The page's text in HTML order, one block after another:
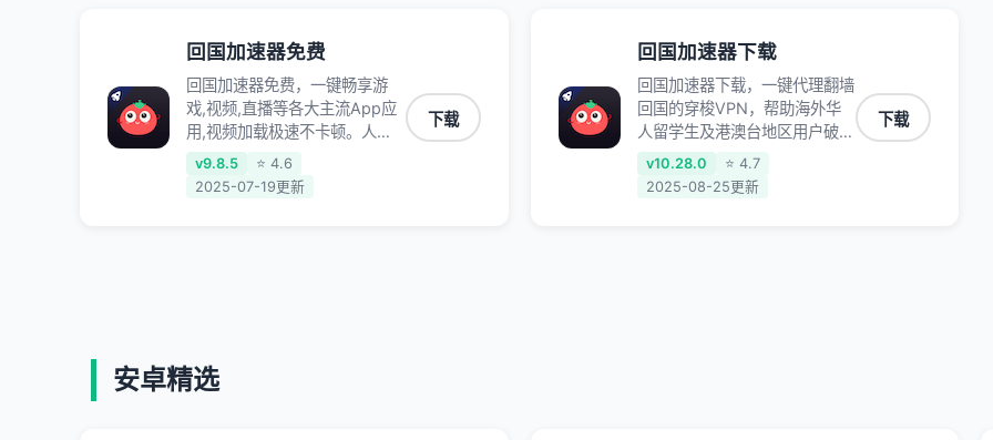
各种服务,回国加速器致力于帮
助海外华人和留学生、港澳台地
区用户提供最好的回国游戏和音
乐视频加速服务，可以在海外或
港澳台地区流畅加速国服游戏和
音视频服务，提供专业稳定的全
球回国线路和游戏加速专线。能
回国加速器免费
回国加速器免费，一键畅享游
戏,视频,直播等各大主流App应
用,视频加载极速不卡顿。人在
海外听歌,玩国服游戏 简单易
用。
v9.8.5
⭐ 4.6
2025-07-19更新
下载
回国加速器下载
回国加速器下载，一键代理翻墙
回国的穿梭VPN，帮助海外华
人留学生及港澳台地区用户破除
地区版权限制问题，一键降低游
戏延迟，加速访问中国网站、游
v10.28.0
⭐ 4.7
2025-08-25更新
下载
安卓精选